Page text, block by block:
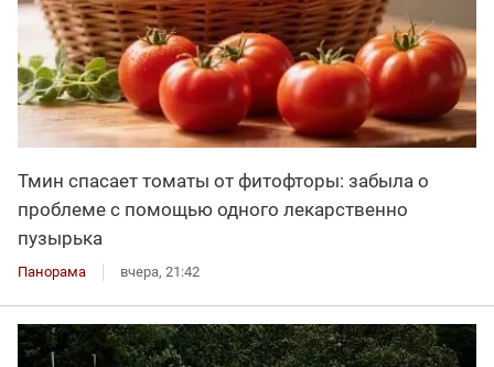
Тмин спасает томаты от фитофторы: забыла о
проблеме с помощью одного лекарственно
пузырька
Панорама вчера, 21:42